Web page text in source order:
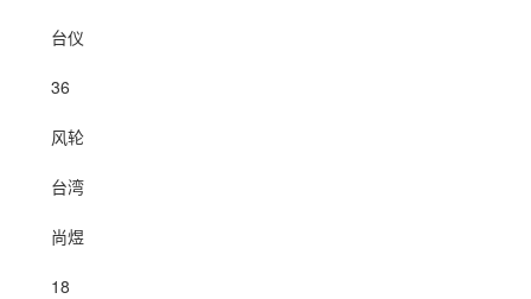
台仪
36
风轮
台湾
尚煜
18